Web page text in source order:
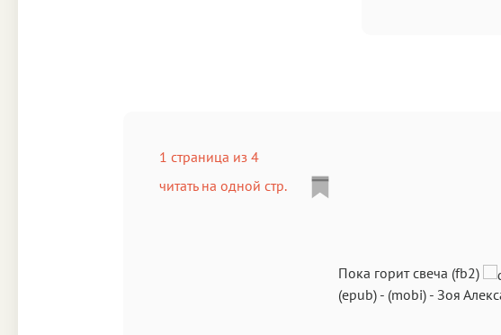
1 страница из 4
читать на одной стр.
Пока горит свеча (fb2)
(epub) - (mobi) - Зоя